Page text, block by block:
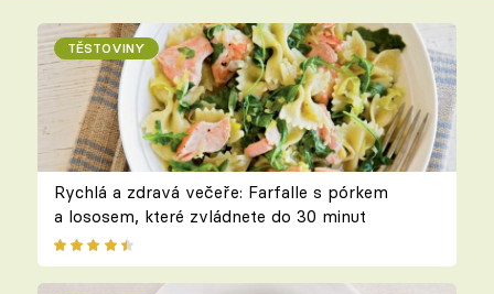
TĚSTOVINY
Rychlá a zdravá večeře: Farfalle s pórkem
a lososem, které zvládnete do 30 minut